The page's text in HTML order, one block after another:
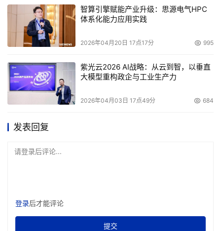
智算引擎赋能产业升级：思源电气HPC
体系化能力应用实践
2026年04月20日 17点17分 995
紫光云2026 AI战略：从云到智，以垂直
大模型重构政企与工业生产力
2026年04月03日 17点49分 684
发表回复
请登录后评论...
登录后才能评论
提交